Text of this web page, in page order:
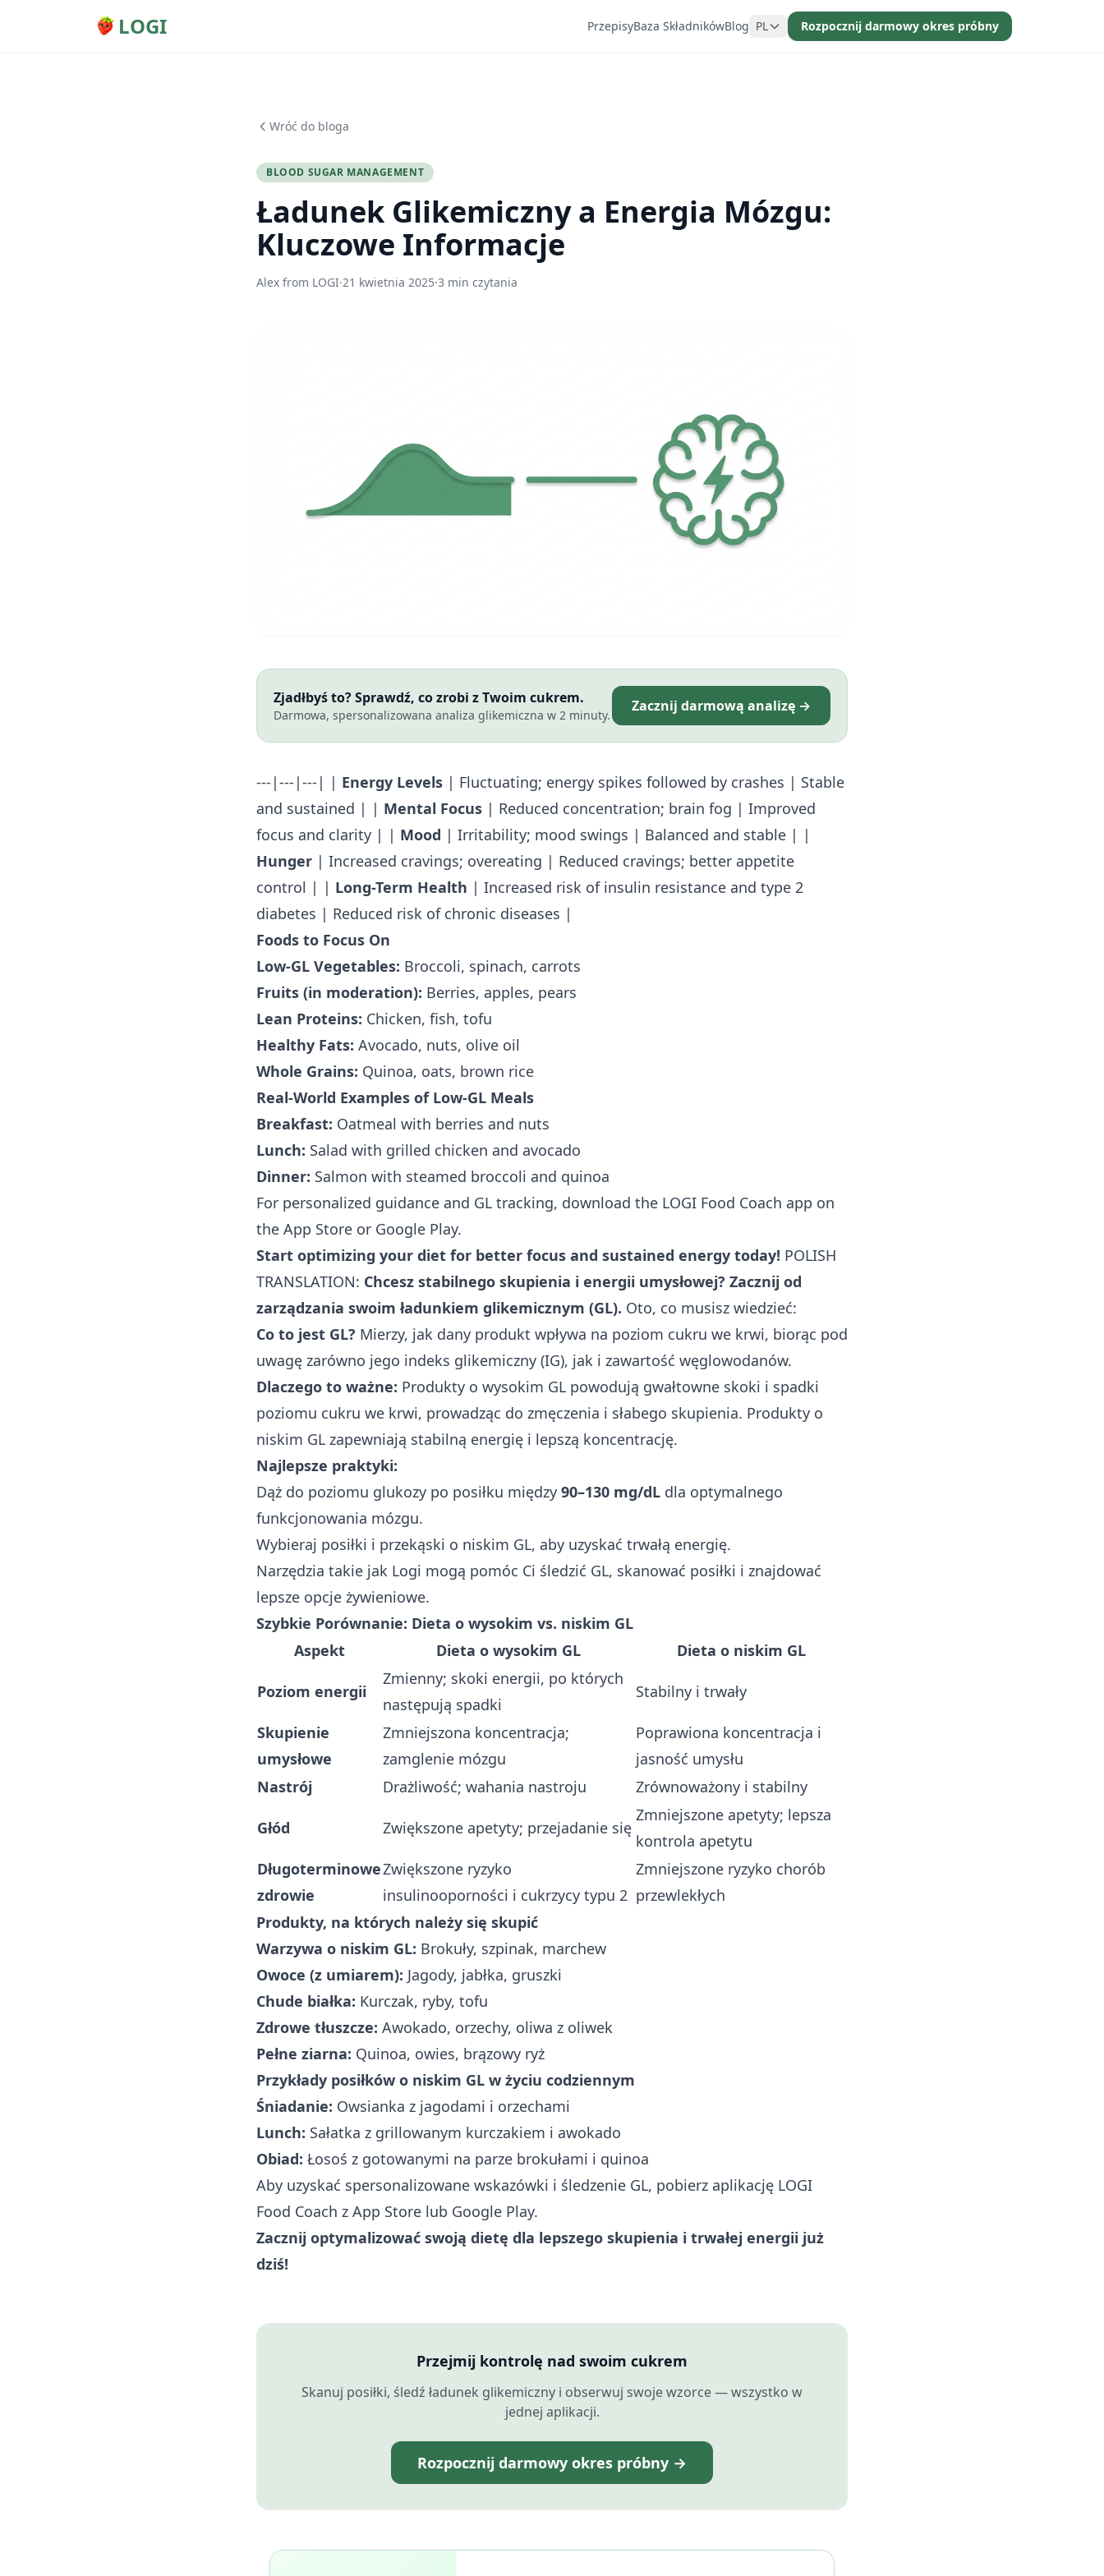
LOGI PrzepisyBaza SkładnikówBlog PL Rozpocznij darmowy okres próbny
Wróć do bloga
BLOOD SUGAR MANAGEMENT
Ładunek Glikemiczny a Energia Mózgu:
Kluczowe Informacje
Alex from LOGI·21 kwietnia 2025·3 min czytania
Zjadłbyś to? Sprawdź, co zrobi z Twoim cukrem.
Darmowa, spersonalizowana analiza glikemiczna w 2 minuty.
Zacznij darmową analizę →
---|---|---| | Energy Levels | Fluctuating; energy spikes followed by crashes | Stable
and sustained | | Mental Focus | Reduced concentration; brain fog | Improved
focus and clarity | | Mood | Irritability; mood swings | Balanced and stable | |
Hunger | Increased cravings; overeating | Reduced cravings; better appetite
control | | Long-Term Health | Increased risk of insulin resistance and type 2
diabetes | Reduced risk of chronic diseases |
Foods to Focus On
Low-GL Vegetables: Broccoli, spinach, carrots
Fruits (in moderation): Berries, apples, pears
Lean Proteins: Chicken, fish, tofu
Healthy Fats: Avocado, nuts, olive oil
Whole Grains: Quinoa, oats, brown rice
Real-World Examples of Low-GL Meals
Breakfast: Oatmeal with berries and nuts
Lunch: Salad with grilled chicken and avocado
Dinner: Salmon with steamed broccoli and quinoa
For personalized guidance and GL tracking, download the LOGI Food Coach app on
the App Store or Google Play.
Start optimizing your diet for better focus and sustained energy today! POLISH
TRANSLATION: Chcesz stabilnego skupienia i energii umysłowej? Zacznij od
zarządzania swoim ładunkiem glikemicznym (GL). Oto, co musisz wiedzieć:
Co to jest GL? Mierzy, jak dany produkt wpływa na poziom cukru we krwi, biorąc pod
uwagę zarówno jego indeks glikemiczny (IG), jak i zawartość węglowodanów.
Dlaczego to ważne: Produkty o wysokim GL powodują gwałtowne skoki i spadki
poziomu cukru we krwi, prowadząc do zmęczenia i słabego skupienia. Produkty o
niskim GL zapewniają stabilną energię i lepszą koncentrację.
Najlepsze praktyki:
Dąż do poziomu glukozy po posiłku między 90–130 mg/dL dla optymalnego
funkcjonowania mózgu.
Wybieraj posiłki i przekąski o niskim GL, aby uzyskać trwałą energię.
Narzędzia takie jak Logi mogą pomóc Ci śledzić GL, skanować posiłki i znajdować
lepsze opcje żywieniowe.
Szybkie Porównanie: Dieta o wysokim vs. niskim GL
Aspekt
Dieta o wysokim GL Dieta o niskim GL
Poziom energii
Zmienny; skoki energii, po których
następują spadki
Stabilny i trwały
Skupienie
umysłowe
Zmniejszona koncentracja;
zamglenie mózgu
Poprawiona koncentracja i
jasność umysłu
Nastrój
Drażliwość; wahania nastroju Zrównoważony i stabilny
Głód Zwiększone apetyty; przejadanie się
Zmniejszone apetyty; lepsza
kontrola apetytu
Długoterminowe
zdrowie
Zwiększone ryzyko
insulinooporności i cukrzycy typu 2
Zmniejszone ryzyko chorób
przewlekłych
Produkty, na których należy się skupić
Warzywa o niskim GL: Brokuły, szpinak, marchew
Owoce (z umiarem): Jagody, jabłka, gruszki
Chude białka: Kurczak, ryby, tofu
Zdrowe tłuszcze: Awokado, orzechy, oliwa z oliwek
Pełne ziarna: Quinoa, owies, brązowy ryż
Przykłady posiłków o niskim GL w życiu codziennym
Śniadanie: Owsianka z jagodami i orzechami
Lunch: Sałatka z grillowanym kurczakiem i awokado
Obiad: Łosoś z gotowanymi na parze brokułami i quinoa
Aby uzyskać spersonalizowane wskazówki i śledzenie GL, pobierz aplikację LOGI
Food Coach z App Store lub Google Play.
Zacznij optymalizować swoją dietę dla lepszego skupienia i trwałej energii już
dziś!
Przejmij kontrolę nad swoim cukrem
Skanuj posiłki, śledź ładunek glikemiczny i obserwuj swoje wzorce — wszystko w
jednej aplikacji.
Rozpocznij darmowy okres próbny →